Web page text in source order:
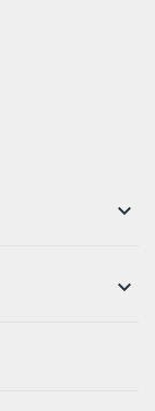
keyboard_arrow_down
keyboard_arrow_down